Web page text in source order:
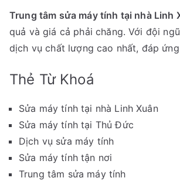
Trung tâm sửa máy tính tại nhà Linh
quả và giá cả phải chăng. Với đội
dịch vụ chất lượng cao nhất, đáp
Thẻ Từ Khoá
Sửa máy tính tại nhà Linh Xuân
Sửa máy tính tại Thủ Đức
Dịch vụ sửa máy tính
Sửa máy tính tận nơi
Trung tâm sửa máy tính